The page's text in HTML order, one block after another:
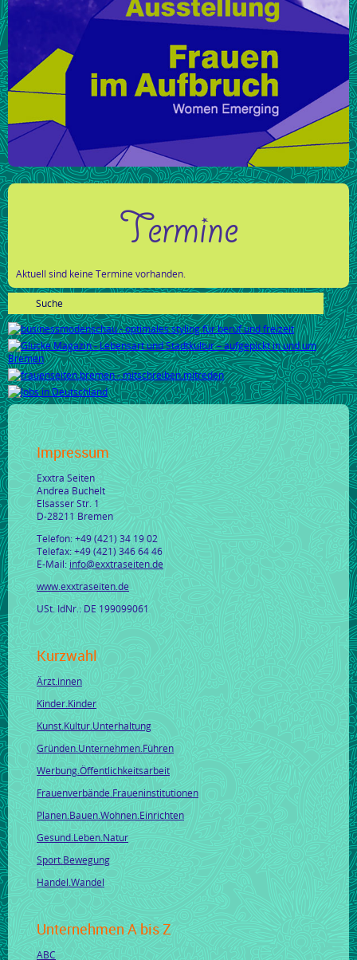
Termine
Aktuell sind keine Termine vorhanden.
Impressum
Exxtra Seiten
Andrea Buchelt
Elsasser Str. 1
D-28211 Bremen
Telefon: +49 (421) 34 19 02
Telefax: +49 (421) 346 64 46
E-Mail: info@exxtraseiten.de
www.exxtraseiten.de
USt. IdNr.: DE 199099061
Kurzwahl
Ärzt.innen
Kinder.Kinder
Kunst.Kultur.Unterhaltung
Gründen.Unternehmen.Führen
Werbung.Öffentlichkeitsarbeit
Frauenverbände.Fraueninstitutionen
Planen.Bauen.Wohnen.Einrichten
Gesund.Leben.Natur
Sport.Bewegung
Handel.Wandel
Unternehmen A bis Z
ABC